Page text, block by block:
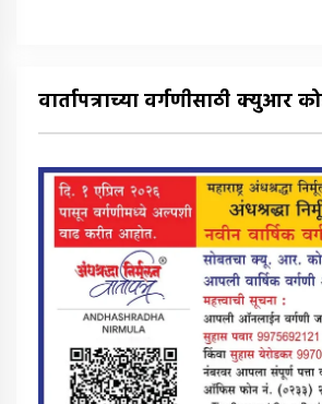
वार्तापत्राच्या वर्गणीसाठी क्युआर